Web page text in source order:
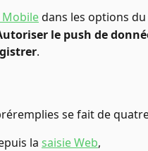
dans les options
le push de
.
se fait de
la saisie Web,